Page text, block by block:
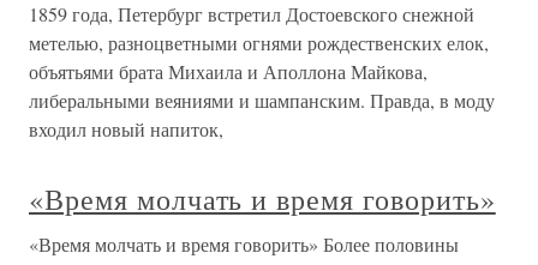
1859 года, Петербург встретил Достоевского снежной
метелью, разноцветными огнями рождественских елок,
объятьями брата Михаила и Аполлона Майкова,
либеральными веяниями и шампанским. Правда, в моду
входил новый напиток,
«Время молчать и время говорить»
«Время молчать и время говорить» Более половины